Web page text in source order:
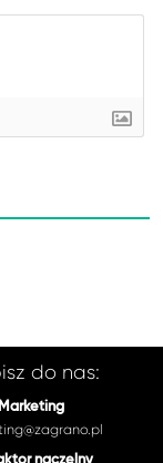
do nas:
Marketing
naczelny